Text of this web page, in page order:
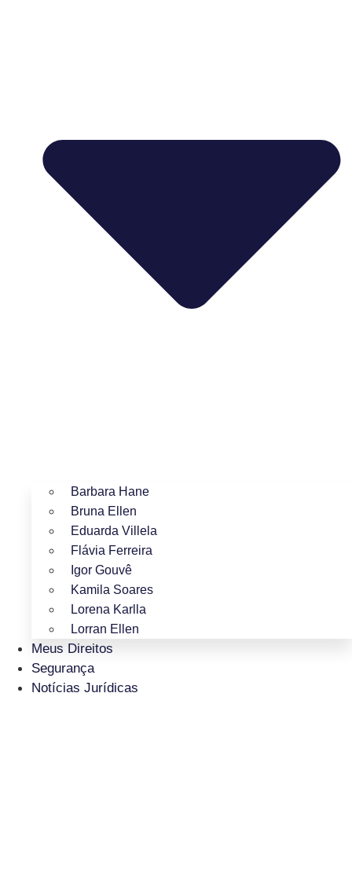
Barbara Hane
Bruna Ellen
Eduarda Villela
Flávia Ferreira
Igor Gouvê
Kamila Soares
Lorena Karlla
Lorran Ellen
Meus Direitos
Segurança
Notícias Jurídicas